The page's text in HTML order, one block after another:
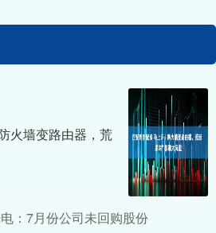
火墙变路由器，荒
：7月份公司未回购股份